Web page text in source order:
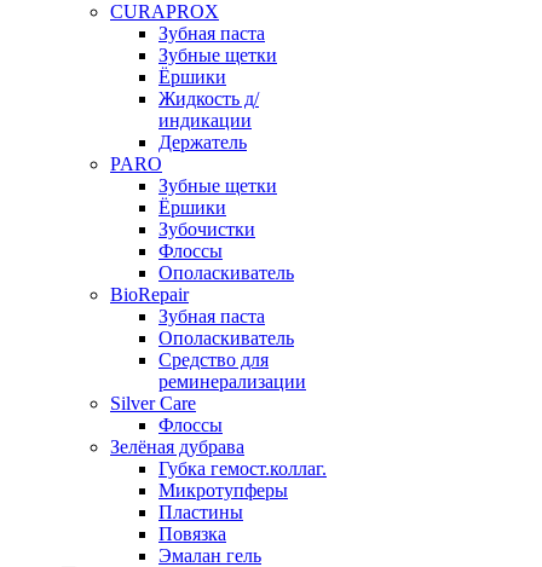
CURAPROX
Зубная паста
Зубные щетки
Ёршики
Жидкость д/
индикации
Держатель
PARO
Зубные щетки
Ёршики
Зубочистки
Флоссы
Ополаскиватель
BioRepair
Зубная паста
Ополаскиватель
Средство для
реминерализации
Silver Care
Флоссы
Зелёная дубрава
Губка гемост.коллаг.
Микротупферы
Пластины
Повязка
Эмалан гель